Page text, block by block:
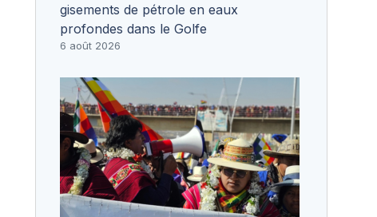
gisements de pétrole en eaux
profondes dans le Golfe
6 août 2026